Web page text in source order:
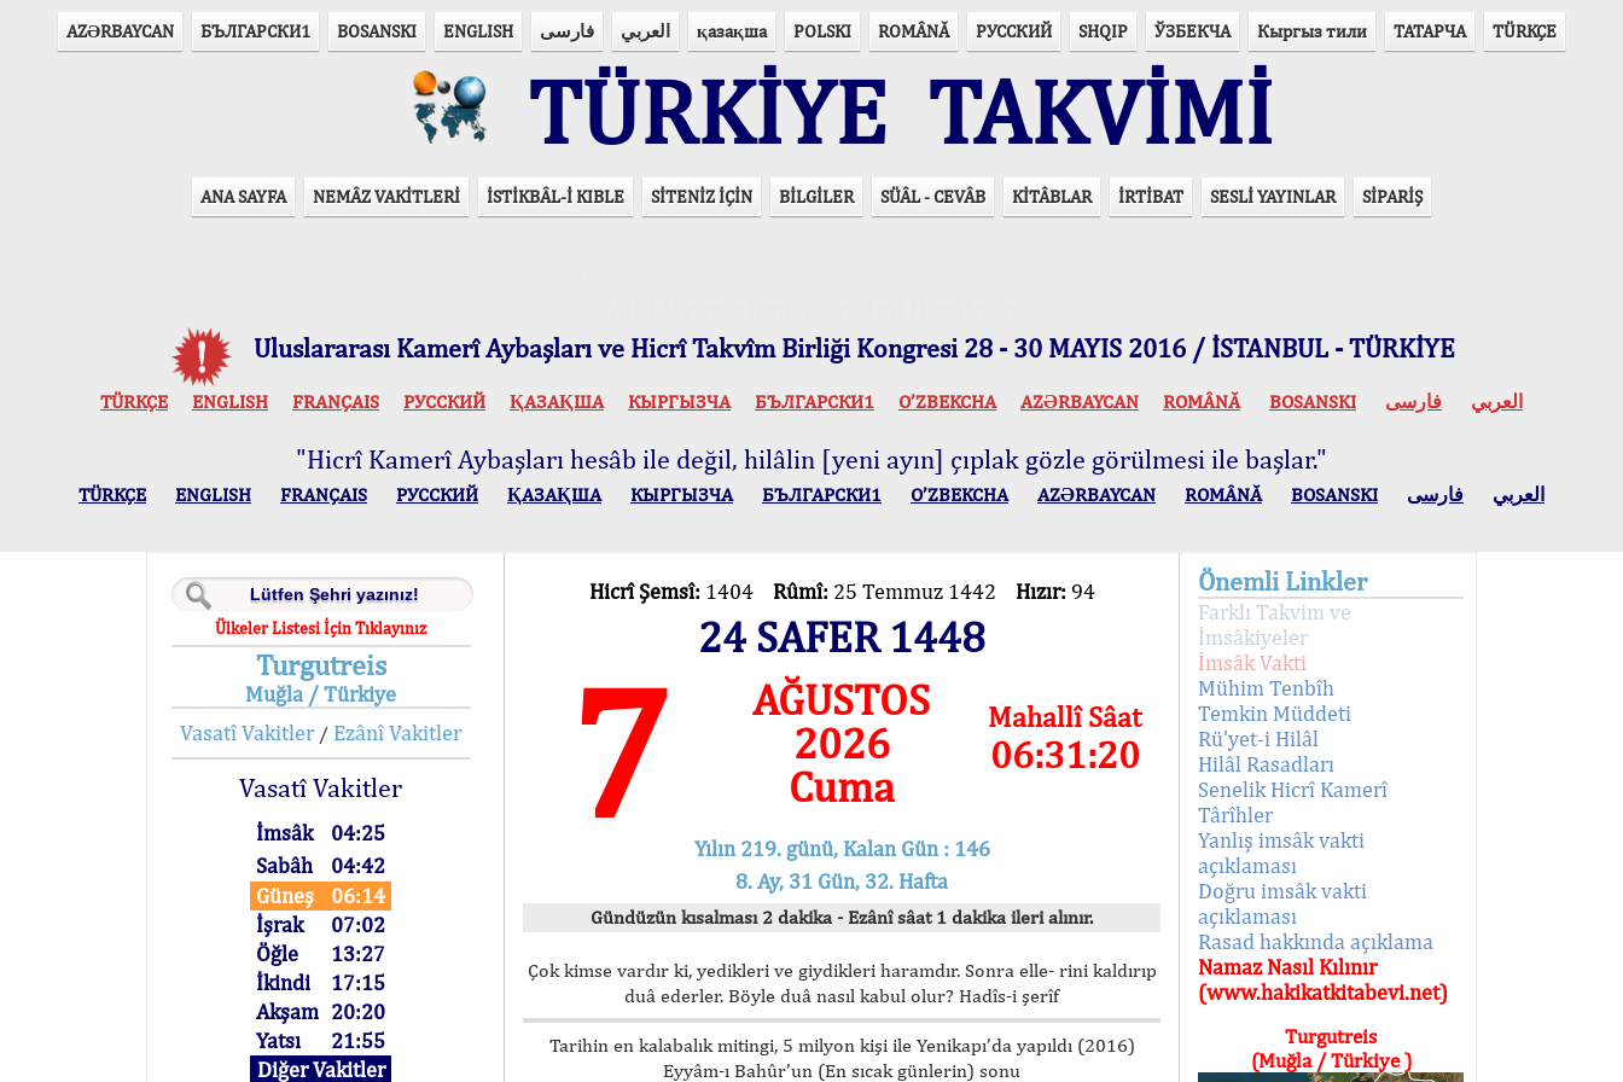
AZӘRBAYCAN БЪЛГАРСКИ1 BOSANSKI ENGLISH فارسی العربي қазақша POLSKI ROMÂNĂ РУССКИЙ SHQIP ЎЗБЕКЧА Кыргыз тили ТАТАРЧА TÜRKÇE
TÜRKİYE TAKVİMİ
ANA SAYFA NEMÂZ VAKİTLERİ İSTİKBÂL-İ KIBLE SİTENİZ İÇİN BİLGİLER SÜÂL - CEVÂB KİTÂBLAR İRTİBAT SESLİ YAYINLAR SİPARİŞ
Uluslararası Kamerî Aybaşları ve Hicrî Takvîm Birliği Kongresi 28 - 30 MAYIS 2016 / İSTANBUL - TÜRKİYE
TÜRKÇE ENGLISH FRANÇAIS РУССКИЙ ҚАЗАҚША КЫPГЫЗЧA БЪЛГАРСКИ1 O’ZBEKCHA AZӘRBAYCAN ROMÂNĂ BOSANSKI العربي فارسی
"Hicrî Kamerî Aybaşları hesâb ile değil, hilâlin [yeni ayın] çıplak gözle görülmesi ile başlar."
TÜRKÇE ENGLISH FRANÇAIS РУССКИЙ ҚАЗАҚША КЫPГЫЗЧA БЪЛГАРСКИ1 O’ZBEKCHA AZӘRBAYCAN ROMÂNĂ BOSANSKI العربي فارسی
Ülkeler Listesi İçin Tıklayınız
Turgutreis
Muğla / Türkiye
Vasatî Vakitler/ Ezânî Vakitler
Vasatî Vakitler
İmsâk
04:25
Sabâh
04:42
Güneş
06:14
İşrak
07:02
Öğle
13:27
İkindi
17:15
Akşam 20:20
Yatsı
21:55
Diğer Vakitler
Hicrî Şemsî: 1404 Rûmî: 25 Temmuz 1442 Hızır: 94
24 SAFER 1448
7
AĞUSTOS
2026
Cuma
Mahallî Sâat
06:31:20
Yılın 219. günü, Kalan Gün : 146
8. Ay, 31 Gün, 32. Hafta
Gündüzün kısalması 2 dakika - Ezânî sâat 1 dakika ileri alınır.
Çok kimse vardır ki, yedikleri ve giydikleri haramdır. Sonra elle- rini kaldırıp
duâ ederler. Böyle duâ nasıl kabul olur? Hadîs-i şerîf
Tarihin en kalabalık mitingi, 5 milyon kişi ile Yenikapı’da yapıldı (2016)
Eyyâm-ı Bahûr’un (En sıcak günlerin) sonu
Önemli Linkler
Farklı Takvim ve
İmsâkiyeler
İmsâk Vakti
Mühim Tenbîh
Temkin Müddeti
Rü'yet-i Hilâl
Hilâl Rasadları
Senelik Hicrî Kamerî
Târîhler
Yanlış imsâk vakti
açıklaması
Doğru imsâk vakti
açıklaması
Rasad hakkında açıklama
Namaz Nasıl Kılınır
(www.hakikatkitabevi.net)
Turgutreis
(Muğla / Türkiye )